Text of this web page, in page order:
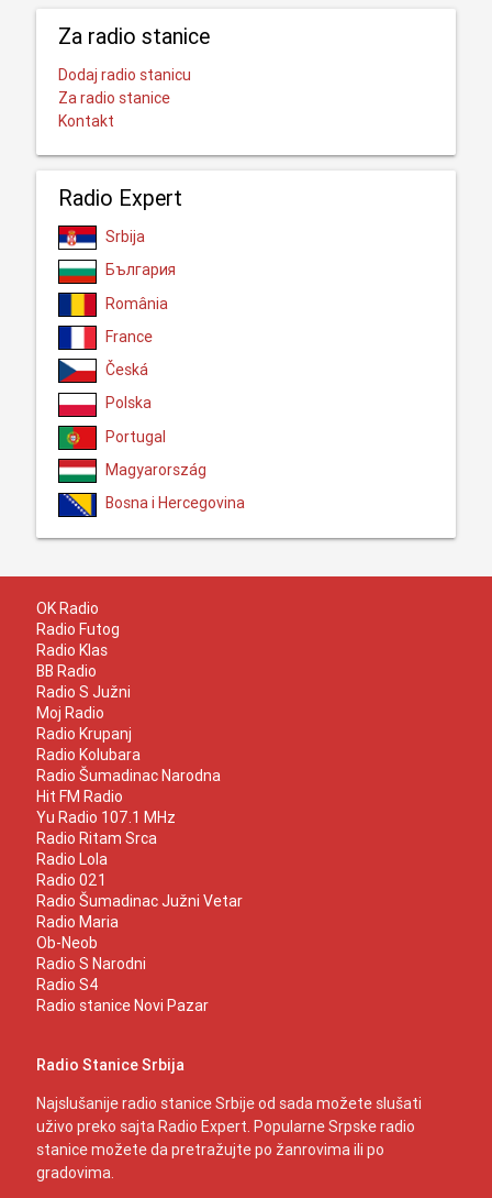
Za radio stanice
Dodaj radio stanicu
Za radio stanice
Kontakt
Radio Expert
Srbija
България
România
France
Česká
Polska
Portugal
Magyarország
Bosna i Hercegovina
OK Radio
Radio Futog
Radio Klas
BB Radio
Radio S Južni
Moj Radio
Radio Krupanj
Radio Kolubara
Radio Šumadinac Narodna
Hit FM Radio
Yu Radio 107.1 MHz
Radio Ritam Srca
Radio Lola
Radio 021
Radio Šumadinac Južni Vetar
Radio Maria
Ob-Neob
Radio S Narodni
Radio S4
Radio stanice Novi Pazar
Radio Stanice Srbija
Najslušanije radio stanice Srbije od sada možete slušati
uživo preko sajta Radio Expert. Popularne Srpske radio
stanice možete da pretražujte po žanrovima ili po
gradovima.